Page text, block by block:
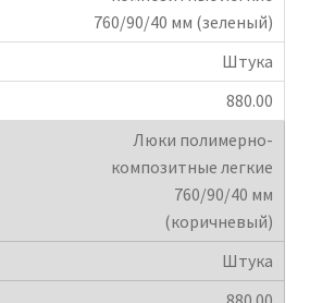
760/90/40 мм (зеленый)
Штука
880.00
Люки полимерно-
композитные легкие
760/90/40 мм
(коричневый)
Штука